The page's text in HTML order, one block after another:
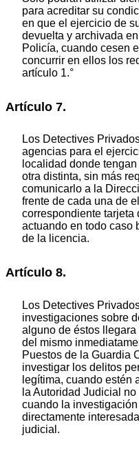
para acreditar su
en que el ejercicio de
devuelta y archivada
Policía, cuando cesen
concurrir en ellos los
artículo 1.°
Artículo 7.
Los Detectives
agencias para el
localidad donde
otra distinta, sin más
comunicarlo a la
frente de cada una de
correspondiente tarjeta
actuando en todo caso
de la licencia.
Artículo 8.
Los Detectives
investigaciones sobre
alguno de éstos
del mismo
Puestos de la Guardia
investigar los delitos
legítima, cuando estén
la Autoridad Judicial
cuando la
directamente
judicial.